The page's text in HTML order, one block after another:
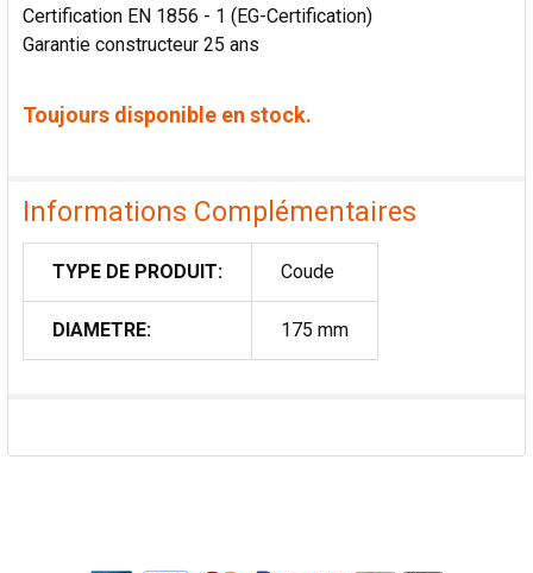
Certification EN 1856 - 1 (EG-Certification)
Garantie constructeur 25 ans
Toujours disponible en stock.
Informations Complémentaires
TYPE DE PRODUIT: Coude
DIAMETRE: 175 mm